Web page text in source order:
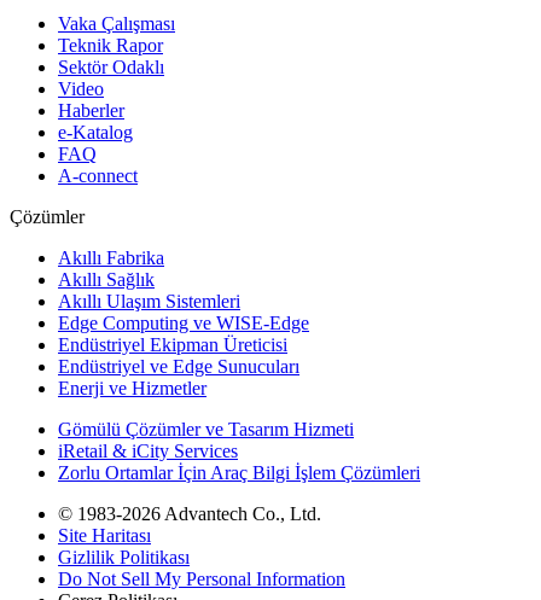
Vaka Çalışması
Teknik Rapor
Sektör Odaklı
Video
Haberler
e-Katalog
FAQ
A-connect
Çözümler
Akıllı Fabrika
Akıllı Sağlık
Akıllı Ulaşım Sistemleri
Edge Computing ve WISE-Edge
Endüstriyel Ekipman Üreticisi
Endüstriyel ve Edge Sunucuları
Enerji ve Hizmetler
Gömülü Çözümler ve Tasarım Hizmeti
iRetail & iCity Services
Zorlu Ortamlar İçin Araç Bilgi İşlem Çözümleri
© 1983-2026 Advantech Co., Ltd.
Site Haritası
Gizlilik Politikası
Do Not Sell My Personal Information